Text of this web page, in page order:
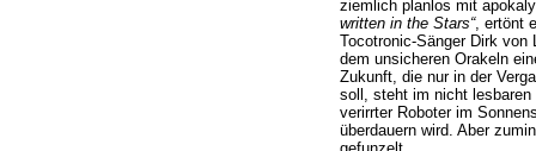
ziemlich planlos mit
written in the Stars“, ertönt
Tocotronic-Sänger Dirk von
dem unsicheren Orakeln
Zukunft, die nur in der
soll, steht im nicht
verirrter Roboter im
überdauern wird. Aber